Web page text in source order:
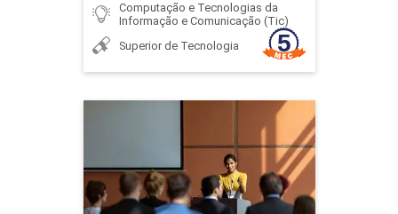
Computação e Tecnologias da
Informação e Comunicação (Tic)
Superior de Tecnologia
Ciência Política
Detalhes do curso